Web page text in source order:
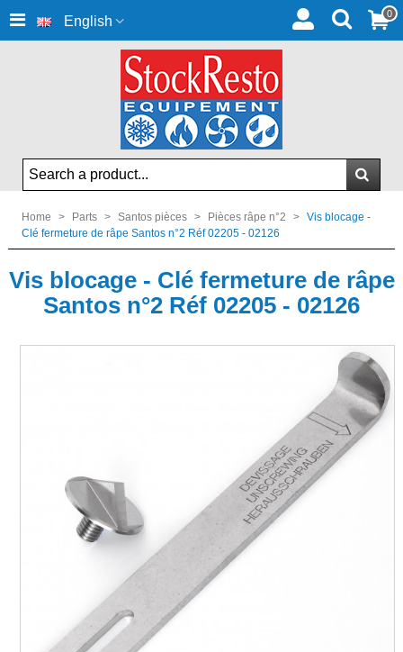
English 0
Home > Parts > Santos pièces > Pièces râpe n°2 > Vis blocage -
Clé fermeture de râpe Santos n°2 Réf 02205 - 02126
Vis blocage - Clé fermeture de râpe
Santos n°2 Réf 02205 - 02126